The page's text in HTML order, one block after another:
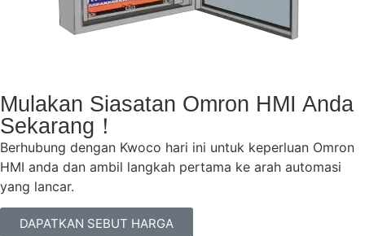
Mulakan Siasatan Omron HMI Anda
Sekarang！
Berhubung dengan Kwoco hari ini untuk keperluan Omron
HMI anda dan ambil langkah pertama ke arah automasi
yang lancar.
DAPATKAN SEBUT HARGA